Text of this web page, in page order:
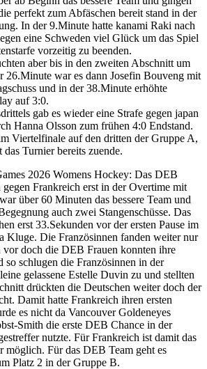
perfekt zum Abfäschen bereit stand in der
In der 9.Minute hatte kanami Raki nach
eine Schweden viel Glück um das Spiel
vorzeitig zu beenden.
aber bis in den zweiten Abschnitt um
26.Minute war es dann Josefin Bouveng mit
und in der 38.Minute erhöhte
auf 3:0.
gab es wieder eine Strafe gegen japan
Hanna Olsson zum frühen 4:0 Endstand.
Viertelfinale auf den dritten der Gruppe A,
Turnier bereits zuende.
2026 Womens Hockey: Das DEB
gegen Frankreich erst in der Overtime mit
über 60 Minuten das bessere Team und
auch zwei Stangenschüsse. Das
erst 33.Sekunden vor der ersten Pause im
Kluge. Die Französinnen fanden weiter nur
vor doch die DEB Frauen konnten ihre
so schlugen die Französinnen in der
gelassene Estelle Duvin zu und stellten
drückten die Deutschen weiter doch der
Damit hatte Frankreich ihren ersten
es nicht da Vancouver Goldeneyes
Smith die erste DEB Chance in der
nutzte. Für Frankreich ist damit das
möglich. Für das DEB Team geht es
Platz 2 in der Gruppe B.